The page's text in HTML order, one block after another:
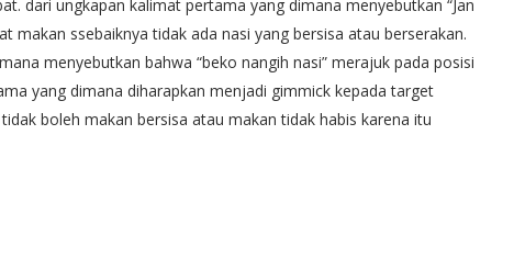
dari ungkapan kalimat pertama yang dimana menyebutkan “Jan
makan ssebaiknya tidak ada nasi yang bersisa atau berserakan.
menyebutkan bahwa “beko nangih nasi” merajuk pada posisi
yang dimana diharapkan menjadi gimmick kepada target
boleh makan bersisa atau makan tidak habis karena itu